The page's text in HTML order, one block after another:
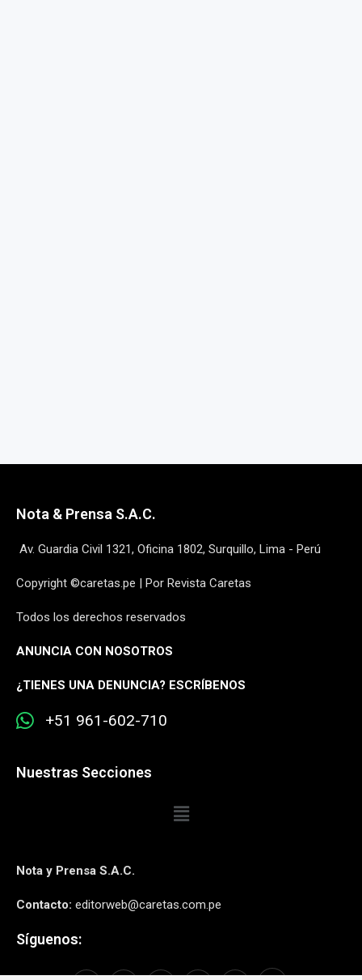
Nota & Prensa S.A.C.
Av. Guardia Civil 1321, Oficina 1802, Surquillo, Lima - Perú
Copyright ©caretas.pe | Por Revista Caretas
Todos los derechos reservados
ANUNCIA CON NOSOTROS
¿TIENES UNA DENUNCIA? ESCRÍBENOS
+51 961-602-710
Nuestras Secciones
Nota y Prensa S.A.C.
Contacto: editorweb@caretas.com.pe
Síguenos: